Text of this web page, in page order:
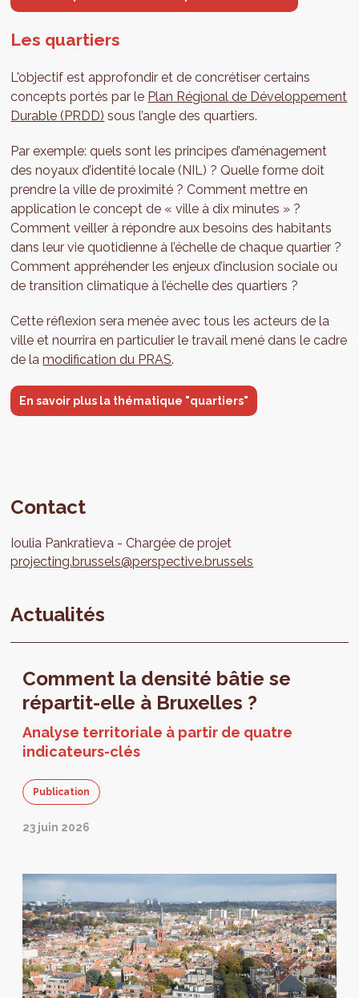
Les quartiers
L'objectif est approfondir et de concrétiser certains
concepts portés par le Plan Régional de Développement
Durable (PRDD) sous l’angle des quartiers.
Par exemple: quels sont les principes d’aménagement
des noyaux d’identité locale (NIL) ? Quelle forme doit
prendre la ville de proximité ? Comment mettre en
application le concept de « ville à dix minutes » ?
Comment veiller à répondre aux besoins des habitants
dans leur vie quotidienne à l’échelle de chaque quartier ?
Comment appréhender les enjeux d’inclusion sociale ou
de transition climatique à l’échelle des quartiers ?
Cette réflexion sera menée avec tous les acteurs de la
ville et nourrira en particulier le travail mené dans le cadre
de lamodification du PRAS.
En savoir plus la thématique "quartiers"
Contact
Ioulia Pankratieva
Chargée de projet
projecting.brussels@perspective.brussels
Actualités
Comment la densité bâtie se
répartit-elle à Bruxelles ?
Analyse territoriale à partir de quatre
indicateurs-clés
Publication
23 juin 2026